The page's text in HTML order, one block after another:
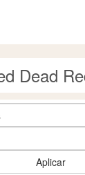
Dead
Aplicar